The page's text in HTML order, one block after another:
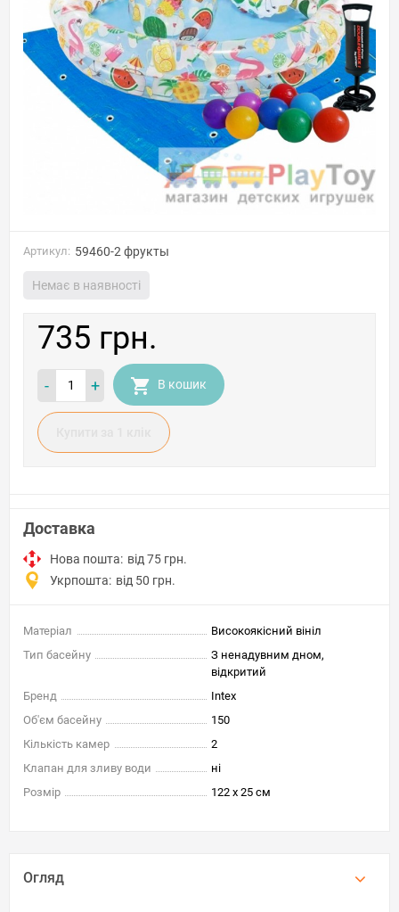
Артикул: 59460-2 фрукты
Немає в наявності
735 грн.
- + В кошик
Доставка
Нова пошта: від 75 грн.
Укрпошта: від 50 грн.
Матеріал
Високоякісний вініл
Тип басейну
З ненадувним дном,
відкритий
Бренд
Intex
Об'єм басейну
150
Кількість камер
2
Клапан для зливу води
ні
Розмір
122 х 25 см
Огляд